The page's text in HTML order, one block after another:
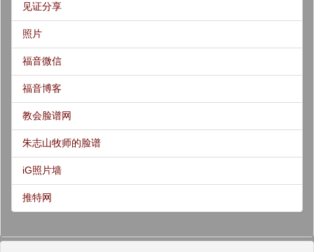
见证分享
照片
福音微信
福音博客
教会脸谱网
朱志山牧师的脸谱
iG照片墙
推特网